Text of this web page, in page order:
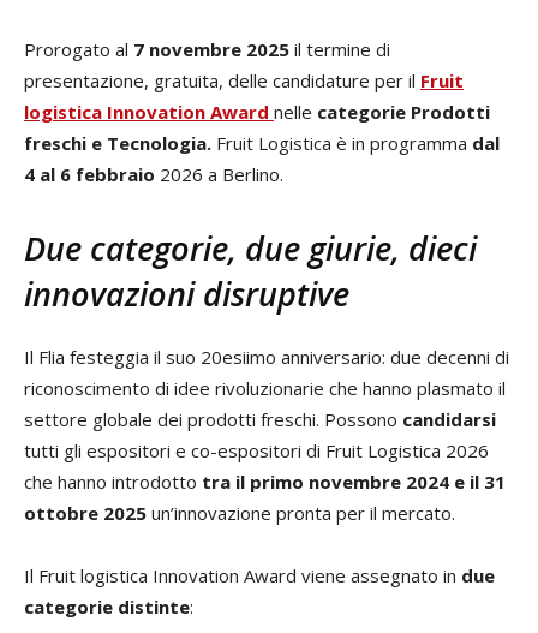
Prorogato al 7 novembre 2025 il termine di
presentazione, gratuita, delle candidature per il Fruit
logistica Innovation Award nelle categorie Prodotti
freschi e Tecnologia. Fruit Logistica è in programma dal
4 al 6 febbraio 2026 a Berlino.
Due categorie, due giurie, dieci
innovazioni disruptive
Il Flia festeggia il suo 20esiimo anniversario: due decenni di
riconoscimento di idee rivoluzionarie che hanno plasmato il
settore globale dei prodotti freschi. Possono candidarsi
tutti gli espositori e co-espositori di Fruit Logistica 2026
che hanno introdotto tra il primo novembre 2024 e il 31
ottobre 2025 un’innovazione pronta per il mercato.
Il Fruit logistica Innovation Award viene assegnato in due
categorie distinte: